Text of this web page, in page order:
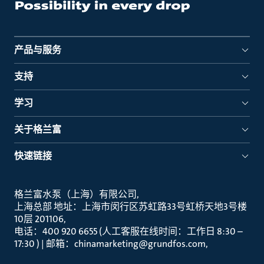
产品与服务
支持
学习
关于格兰富
快速链接
格兰富水泵（上海）有限公司
上海总部 地址：上海市闵行区苏虹路33号虹桥天地3号楼
10层 201106
电话：400 920 6655 (人工客服在线时间：工作日 8:30 –
17:30 ) | 邮箱：chinamarketing@grundfos.com